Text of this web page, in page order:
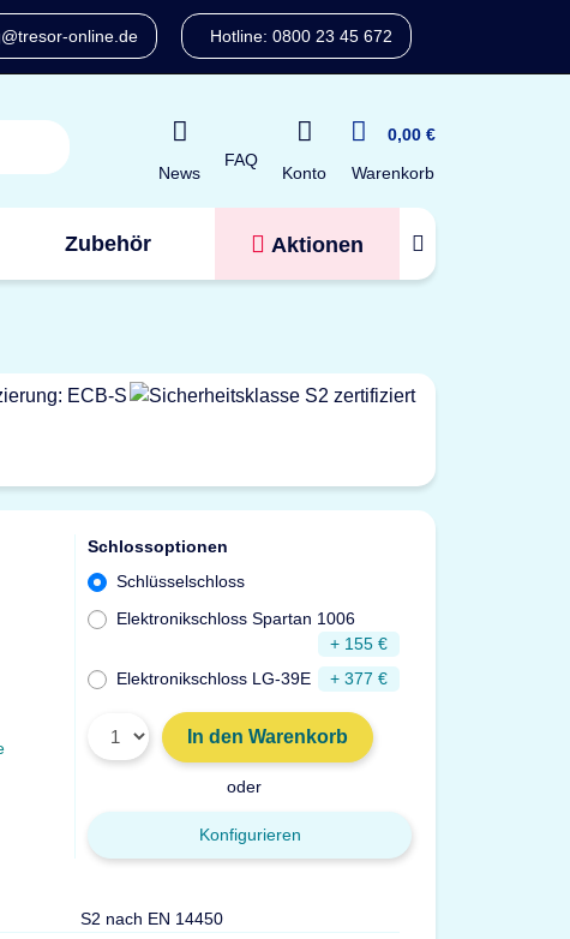
online.de Hotline: 0800 23 45 672
News
FAQ
Konto
0,00 €
Warenkorb
Zubehör Aktionen
Schlossoptionen
Schlüsselschloss
Elektronikschloss Spartan 1006
+ 155 €
Elektronikschloss LG-39E
+ 377 €
In den Warenkorb
oder
Konfigurieren
S2 nach EN 14450